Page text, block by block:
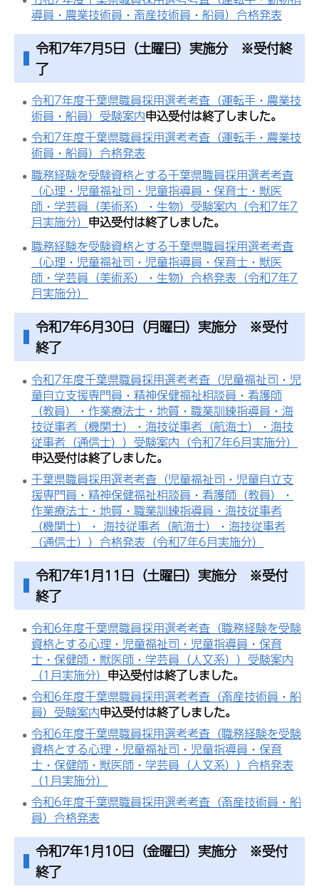
導員・農業技術員・畜産技術員・船員）合格発表
令和7年7月5日（土曜日）実施分 ※受付終
了
令和7年度千葉県職員採用選考考査（運転手・農業技
術員・船員）受験案内申込受付は終了しました。
令和7年度千葉県職員採用選考考査（運転手・農業技
術員・船員）合格発表
職務経験を受験資格とする千葉県職員採用選考考査
（心理・児童福祉司・児童指導員・保育士・獣医
師・学芸員（美術系）・生物）受験案内（令和7年7
月実施分） 申込受付は終了しました。
職務経験を受験資格とする千葉県職員採用選考考査
（心理・児童福祉司・児童指導員・保育士・獣医
師・学芸員（美術系）・生物）合格発表（令和7年7
月実施分）
令和7年6月30日（月曜日）実施分 ※受付
終了
令和7年度千葉県職員採用選考考査（児童福祉司・児
童自立支援専門員・精神保健福祉相談員・看護師
（教員）・作業療法士・地質・職業訓練指導員・海
技従事者（機関士）・海技従事者（航海士）・海技
従事者（通信士））受験案内（令和7年6月実施分）
申込受付は終了しました。
千葉県職員採用選考考査（児童福祉司・児童自立支
援専門員・精神保健福祉相談員・看護師（教員）・
作業療法士・地質・職業訓練指導員・海技従事者
（機関士）・ 海技従事者（航海士）・海技従事者
（通信士））合格発表（令和7年6月実施分）
令和7年1月11日（土曜日）実施分 ※受付
終了
令和6年度千葉県職員採用選考考査（職務経験を受験
資格とする心理・児童福祉司・児童指導員・保育
士・保健師・獣医師・学芸員（人文系））受験案内
（1月実施分） 申込受付は終了しました。
令和6年度千葉県職員採用選考考査（畜産技術員・船
員）受験案内申込受付は終了しました。
令和6年度千葉県職員採用選考考査（職務経験を受験
資格とする心理・児童福祉司・児童指導員・保育
士・保健師・獣医師・学芸員（人文系））合格発表
（1月実施分）
令和6年度千葉県職員採用選考考査（畜産技術員・船
員）合格発表
令和7年1月10日（金曜日）実施分 ※受付
終了